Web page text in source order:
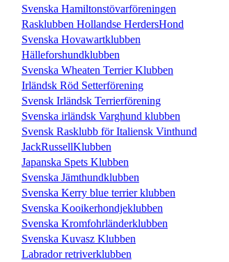
Svenska Hamiltonstövarföreningen
Rasklubben Hollandse HerdersHond
Svenska Hovawartklubben
Hälleforshundklubben
Svenska Wheaten Terrier Klubben
Irländsk Röd Setterförening
Svensk Irländsk Terrierförening
Svenska irländsk Varghund klubben
Svensk Rasklubb för Italiensk Vinthund
JackRussellKlubben
Japanska Spets Klubben
Svenska Jämthundklubben
Svenska Kerry blue terrier klubben
Svenska Kooikerhondjeklubben
Svenska Kromfohrländerklubben
Svenska Kuvasz Klubben
Labrador retriverklubben